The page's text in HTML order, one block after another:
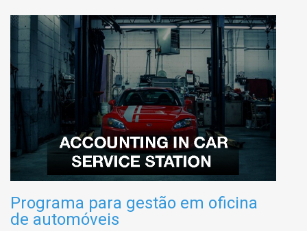
Programa para gestão em oficina
de automóveis